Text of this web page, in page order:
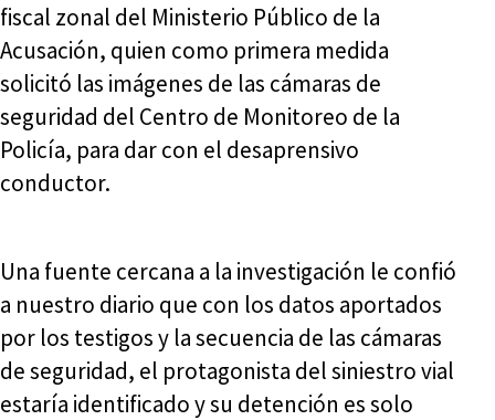
fiscal zonal del Ministerio Público de la
Acusación, quien como primera medida
solicitó las imágenes de las cámaras de
seguridad del Centro de Monitoreo de la
Policía, para dar con el desaprensivo
conductor.
Una fuente cercana a la investigación le confió
a nuestro diario que con los datos aportados
por los testigos y la secuencia de las cámaras
de seguridad, el protagonista del siniestro vial
estaría identificado y su detención es solo